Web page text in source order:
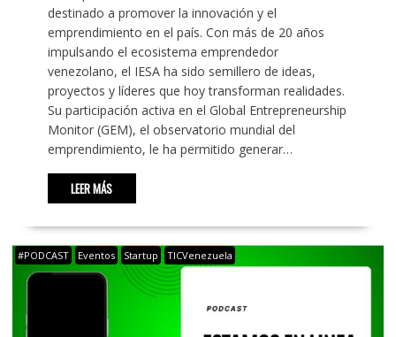
destinado a promover la innovación y el
emprendimiento en el país. Con más de 20 años
impulsando el ecosistema emprendedor
venezolano, el IESA ha sido semillero de ideas,
proyectos y líderes que hoy transforman realidades.
Su participación activa en el Global Entrepreneurship
Monitor (GEM), el observatorio mundial del
emprendimiento, le ha permitido generar…
LEER MÁS
#PODCAST Eventos Startup TICVenezuela